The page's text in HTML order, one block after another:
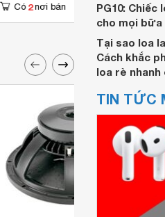
Có 2 nơi bán
PG10: Chiếc
cho mọi
Tại sao loa
Cách khắc
loa rè nhanh
TIN TỨC